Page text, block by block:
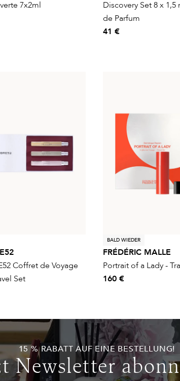
7x2ml
Discovery Set 8 x 1,5
de Parfum
41 €
Coffret de Voyage
Set
BALD WIEDER
FRÉDÉRIC MALLE
Portrait of a Lady -
160 €
15 % RABATT AUF EINE BESTELLUNG!
Newsletter